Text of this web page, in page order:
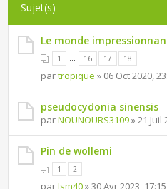
Sujet(s)
Le monde
1 ... 16 17 18
partropique » 06 Oct 2020,
pseudocydonia sinensis
parNOUNOURS3109» 21 Juil
Pin de wollemi
1 2
parIsm40» 30 Avr 2023, 17:15